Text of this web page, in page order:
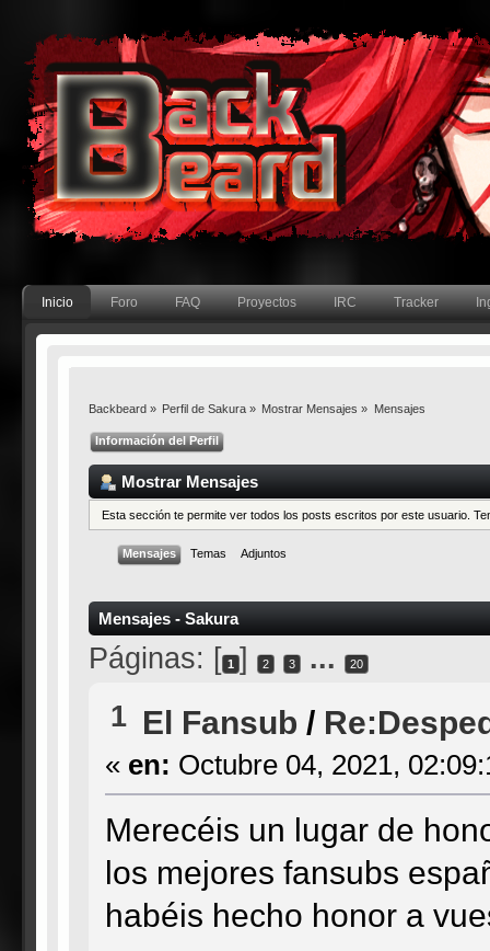
Inicio Foro FAQ Proyectos IRC Tracker
Backbeard» Perfil de Sakura» Mostrar Mensajes » Mensajes
Información del Perfil
Mostrar Mensajes
Esta sección te permite ver todos los posts escritos por este usuario.
Mensajes Temas Adjuntos
Mensajes - Sakura
Páginas: [ 1 ] 2 3 ... 20
1 El Fansub /
« en: Octubre 04, 2021,
Merecéis un lugar de
los mejores fansubs
habéis hecho honor a